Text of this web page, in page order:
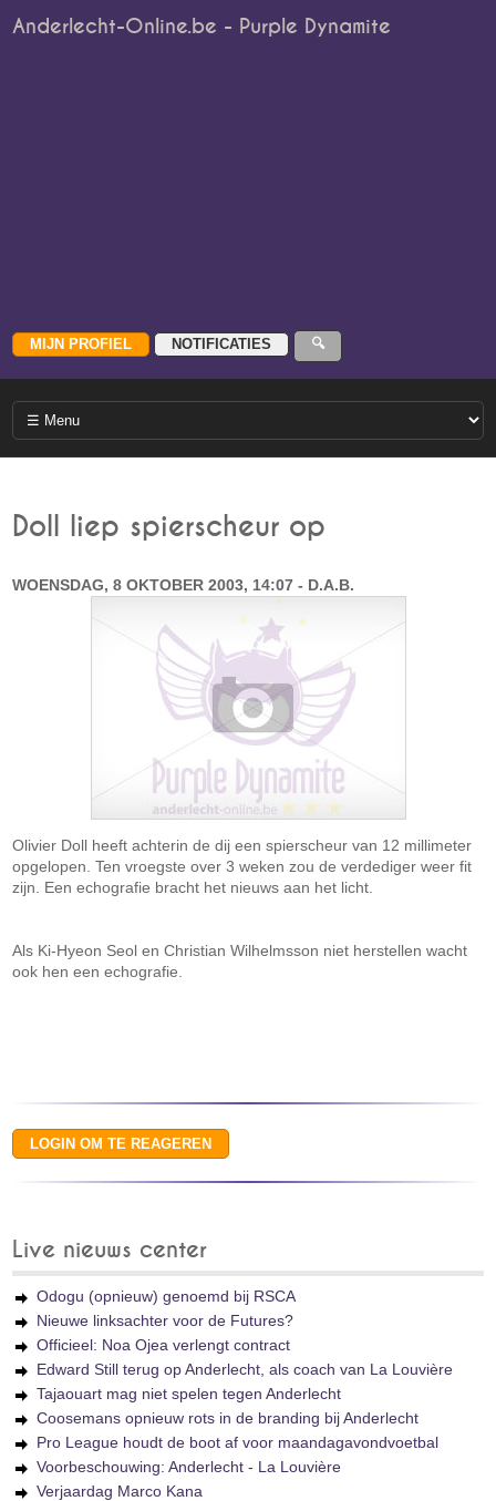
Anderlecht-Online.be - Purple Dynamite
Doll liep spierscheur op
WOENSDAG, 8 OKTOBER 2003, 14:07 - D.A.B.
Olivier Doll heeft achterin de dij een spierscheur van 12 millimeter
opgelopen. Ten vroegste over 3 weken zou de verdediger weer fit
zijn. Een echografie bracht het nieuws aan het licht.
Als Ki-Hyeon Seol en Christian Wilhelmsson niet herstellen wacht
ook hen een echografie.
Live nieuws center
Odogu (opnieuw) genoemd bij RSCA
Nieuwe linksachter voor de Futures?
Officieel: Noa Ojea verlengt contract
Edward Still terug op Anderlecht, als coach van La Louvière
Tajaouart mag niet spelen tegen Anderlecht
Coosemans opnieuw rots in de branding bij Anderlecht
Pro League houdt de boot af voor maandagavondvoetbal
Voorbeschouwing: Anderlecht - La Louvière
Verjaardag Marco Kana